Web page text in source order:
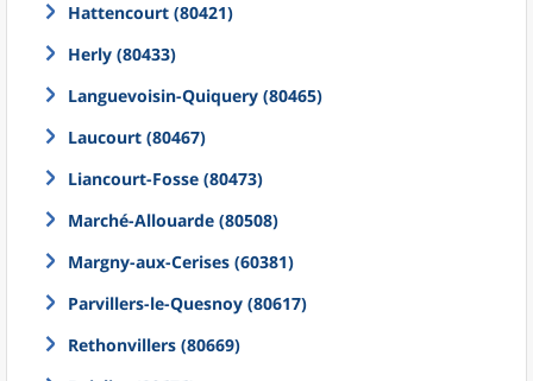
Hattencourt (80421)
Herly (80433)
Languevoisin-Quiquery (80465)
Laucourt (80467)
Liancourt-Fosse (80473)
Marché-Allouarde (80508)
Margny-aux-Cerises (60381)
Parvillers-le-Quesnoy (80617)
Rethonvillers (80669)